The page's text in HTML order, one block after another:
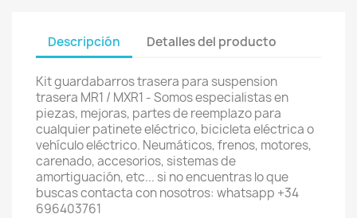
Descripción Detalles del producto
Kit guardabarros trasera para suspension
trasera MR1 / MXR1 - Somos especialistas en
piezas, mejoras, partes de reemplazo para
cualquier patinete eléctrico, bicicleta eléctrica o
vehículo eléctrico. Neumáticos, frenos, motores,
carenado, accesorios, sistemas de
amortiguación, etc... si no encuentras lo que
buscas contacta con nosotros: whatsapp +34
696403761